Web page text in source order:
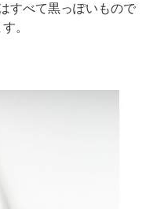
すべて黒っぽいもので
。